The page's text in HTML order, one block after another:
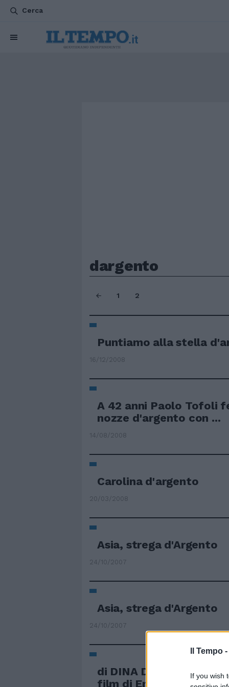
Il Tempo -
If you wish
Cerca
dargento
1 2
Puntiamo alla stella
16/12/2008
A 42 anni Paolo Tofoli
nozze d'argento con ...
14/08/2008
Carolina d'argento
20/03/2008
Asia, strega d'Argento
24/10/2007
Asia, strega d'Argento
24/10/2007
di DINA D'ISA
film di Emanuele